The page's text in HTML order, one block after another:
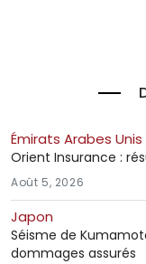
Émirats Arabes Unis
Orient Insurance :
Août 5, 2026
Japon
Séisme de
dommages assurés